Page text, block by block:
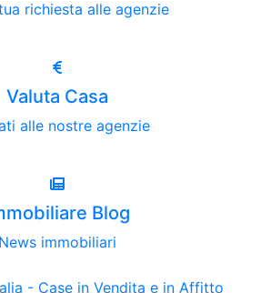
richiesta alle agenzie
Valuta Casa
alle nostre agenzie
Blog
News immobiliari